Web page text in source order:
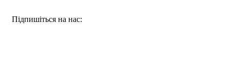
Підпишіться на нас: